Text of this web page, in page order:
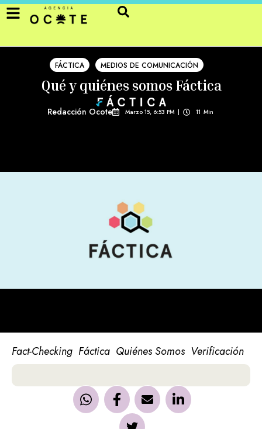
FÁCTICA MEDIOS DE COMUNICACIÓN
Qué y quiénes somos Fáctica
Redacción Ocote Marzo 15, 6:53 PM | 11 Min
Fact-Checking Fáctica Quiénes Somos Verificación